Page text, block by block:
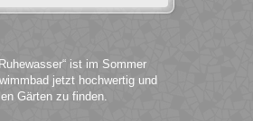
ist im Sommer
jetzt hochwertig und
Gärten zu finden.